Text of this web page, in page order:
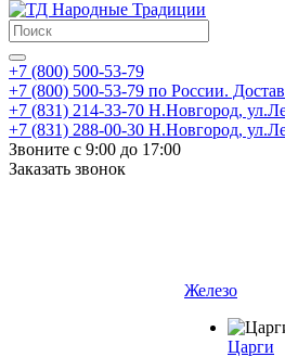
+7 (800) 500-53-79
+7 (800) 500-53-79 по России.
+7 (831) 214-33-70 Н.Новгород,
+7 (831) 288-00-30 Н.Новгород,
Звоните с 9:00 до 17:00
Заказать звонок
Железо
Царги